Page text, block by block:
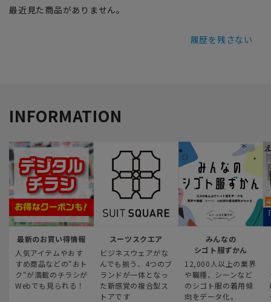
最近見た商品がありません。
履歴を残さない
INFORMATION
最新のお買い得情報
人気アイテムやおす
すめ商品などの“おト
ク“が満載のチラシが
Webでも見られる！
スーツスクエア
ビジネスウェアがな
んでも揃う、4つのブ
ランドが一体となっ
た新感覚の複合型ス
トアです
みんなの
シゴト服ずかん
12,000人以上の業界
や職種、シーンなど
のシゴト服の着用傾
向をデータ化。